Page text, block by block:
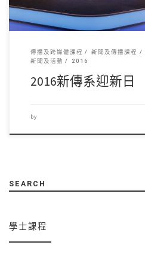
傳播及跨媒體課程 新聞及傳播課程
新聞及活動
2016
2016新傳系迎新日
by
SEARCH
學士課程